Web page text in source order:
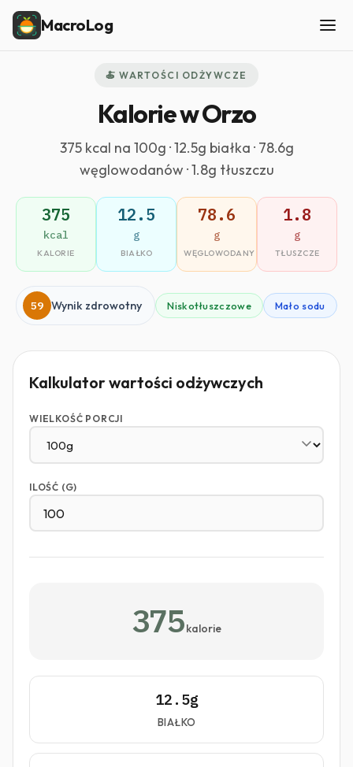
MacroLog
🍝 WARTOŚCI ODŻYWCZE
Kalorie w Orzo
375 kcal na 100g · 12.5g białka · 78.6g
węglowodanów · 1.8g tłuszczu
375
kcal
KALORIE
12.5
g
BIAŁKO
78.6
g
WĘGLOWODANY
1.8
g
TŁUSZCZE
59 Wynik zdrowotny Niskotłuszczowe Mało sodu
Kalkulator wartości odżywczych
WIELKOŚĆ PORCJI
ILOŚĆ (G)
375 kalorie
12.5g
BIAŁKO